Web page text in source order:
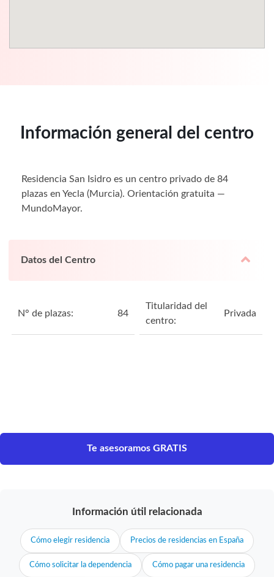
Información general del centro
Residencia San Isidro es un centro privado de 84
plazas en Yecla (Murcia). Orientación gratuita —
MundoMayor.
Datos del Centro
N° de plazas: 84
Titularidad del
centro:
Privada
Te asesoramos GRATIS
Información útil relacionada
Cómo elegir residencia Precios de residencias en España
Cómo solicitar la dependencia Cómo pagar una residencia